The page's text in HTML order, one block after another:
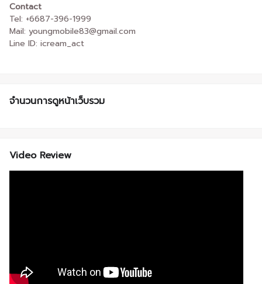
Contact
Tel: +6687-396-1999
Mail: youngmobile83@gmail.com
Line ID: icream_act
จำนวนการดูหน้าเว็บรวม
Video Review